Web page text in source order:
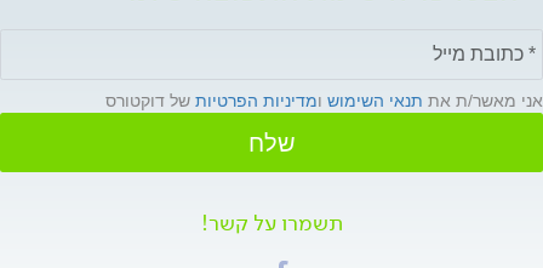
אני מאשר/ת את תנאי השימוש ומדיניות הפרטיות של דוקטורס
שלח
תשמרו על קשר!